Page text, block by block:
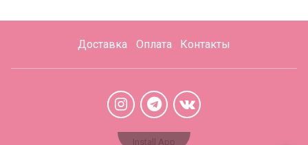
Доставка Оплата Контакты
Install App